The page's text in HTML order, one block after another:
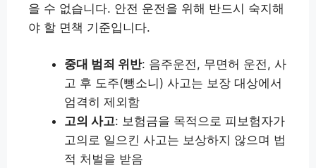
을 수 없습니다. 안전 운전을 위해 반드시 숙지해
야 할 면책 기준입니다.
중대 범죄 위반: 음주운전, 무면허 운전, 사
고 후 도주(뺑소니) 사고는 보장 대상에서
엄격히 제외함
고의 사고: 보험금을 목적으로 피보험자가
고의로 일으킨 사고는 보상하지 않으며 법
적 처벌을 받음